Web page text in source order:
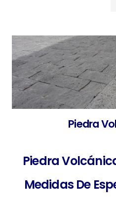
Piedra
Piedra
Medidas De